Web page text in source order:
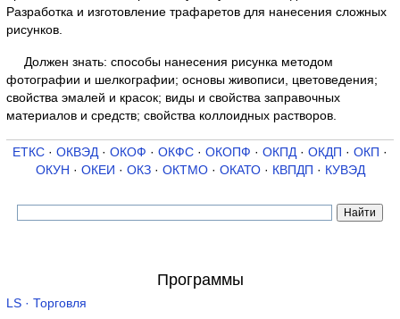
Разработка и изготовление трафаретов для нанесения сложных
рисунков.
Должен знать: способы нанесения рисунка методом
фотографии и шелкографии; основы живописи, цветоведения;
свойства эмалей и красок; виды и свойства заправочных
материалов и средств; свойства коллоидных растворов.
ЕТКС · ОКВЭД· ОКОФ · ОКФС · ОКОПФ · ОКПД· ОКДП · ОКП ·
ОКУН · ОКЕИ · ОКЗ· ОКТМО· ОКАТО· КВПДП · КУВЭД
Программы
LS · Торговля